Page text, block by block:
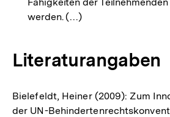
werden. (…)
Literaturangaben
Bielefeldt, Heiner (2009): Zum
der UN-